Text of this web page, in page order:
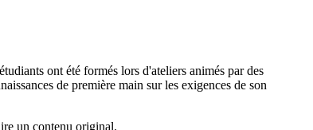
ont été formés lors d'ateliers animés par des
de première main sur les exigences de son
un contenu original.